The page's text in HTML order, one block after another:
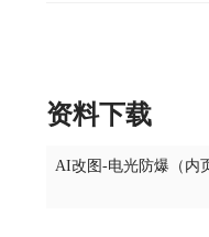
资料下载
AI改图-电光防爆（内